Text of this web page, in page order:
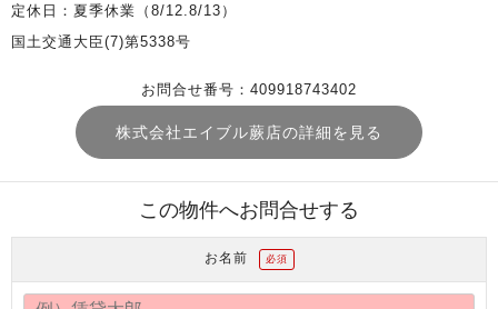
定休日：夏季休業（8/12.8/13）
国土交通大臣(7)第5338号
お問合せ番号：409918743402
株式会社エイブル蕨店の詳細を見る
この物件へお問合せする
お名前 必須